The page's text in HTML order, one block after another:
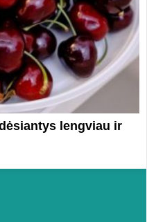
lengviau ir